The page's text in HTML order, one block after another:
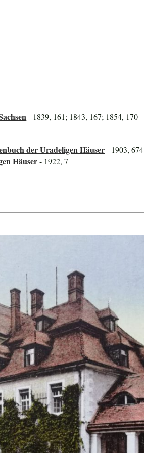
- 1839, 161; 1843, 167; 1854, 170
der Uradeligen Häuser- 1903, 674
Häuser- 1922, 7